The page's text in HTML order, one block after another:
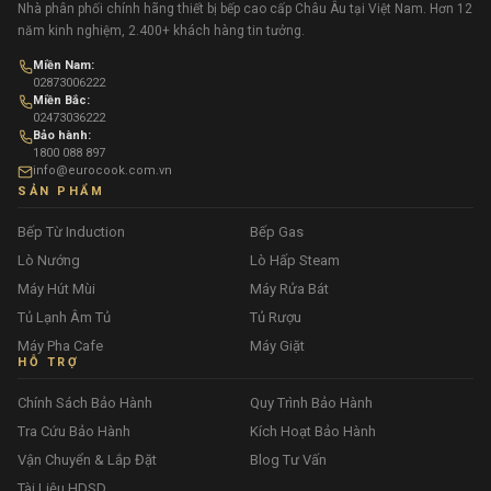
Nhà phân phối chính hãng thiết bị bếp cao cấp Châu Âu tại Việt Nam. Hơn 12
năm kinh nghiệm, 2.400+ khách hàng tin tưởng.
Miền Nam:
02873006222
Miền Bắc:
02473036222
Bảo hành:
1800 088 897
info@eurocook.com.vn
SẢN PHẨM
Bếp Từ Induction
Bếp Gas
Lò Nướng
Lò Hấp Steam
Máy Hút Mùi
Máy Rửa Bát
Tủ Lạnh Âm Tủ
Tủ Rượu
Máy Pha Cafe
Máy Giặt
HỖ TRỢ
Chính Sách Bảo Hành
Quy Trình Bảo Hành
Tra Cứu Bảo Hành
Kích Hoạt Bảo Hành
Vận Chuyển & Lắp Đặt
Blog Tư Vấn